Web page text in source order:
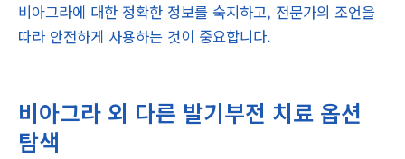
비아그라에 대한 정확한 정보를 숙지하고, 전문가의 조언을
따라 안전하게 사용하는 것이 중요합니다.
비아그라 외 다른 발기부전 치료 옵션
탐색